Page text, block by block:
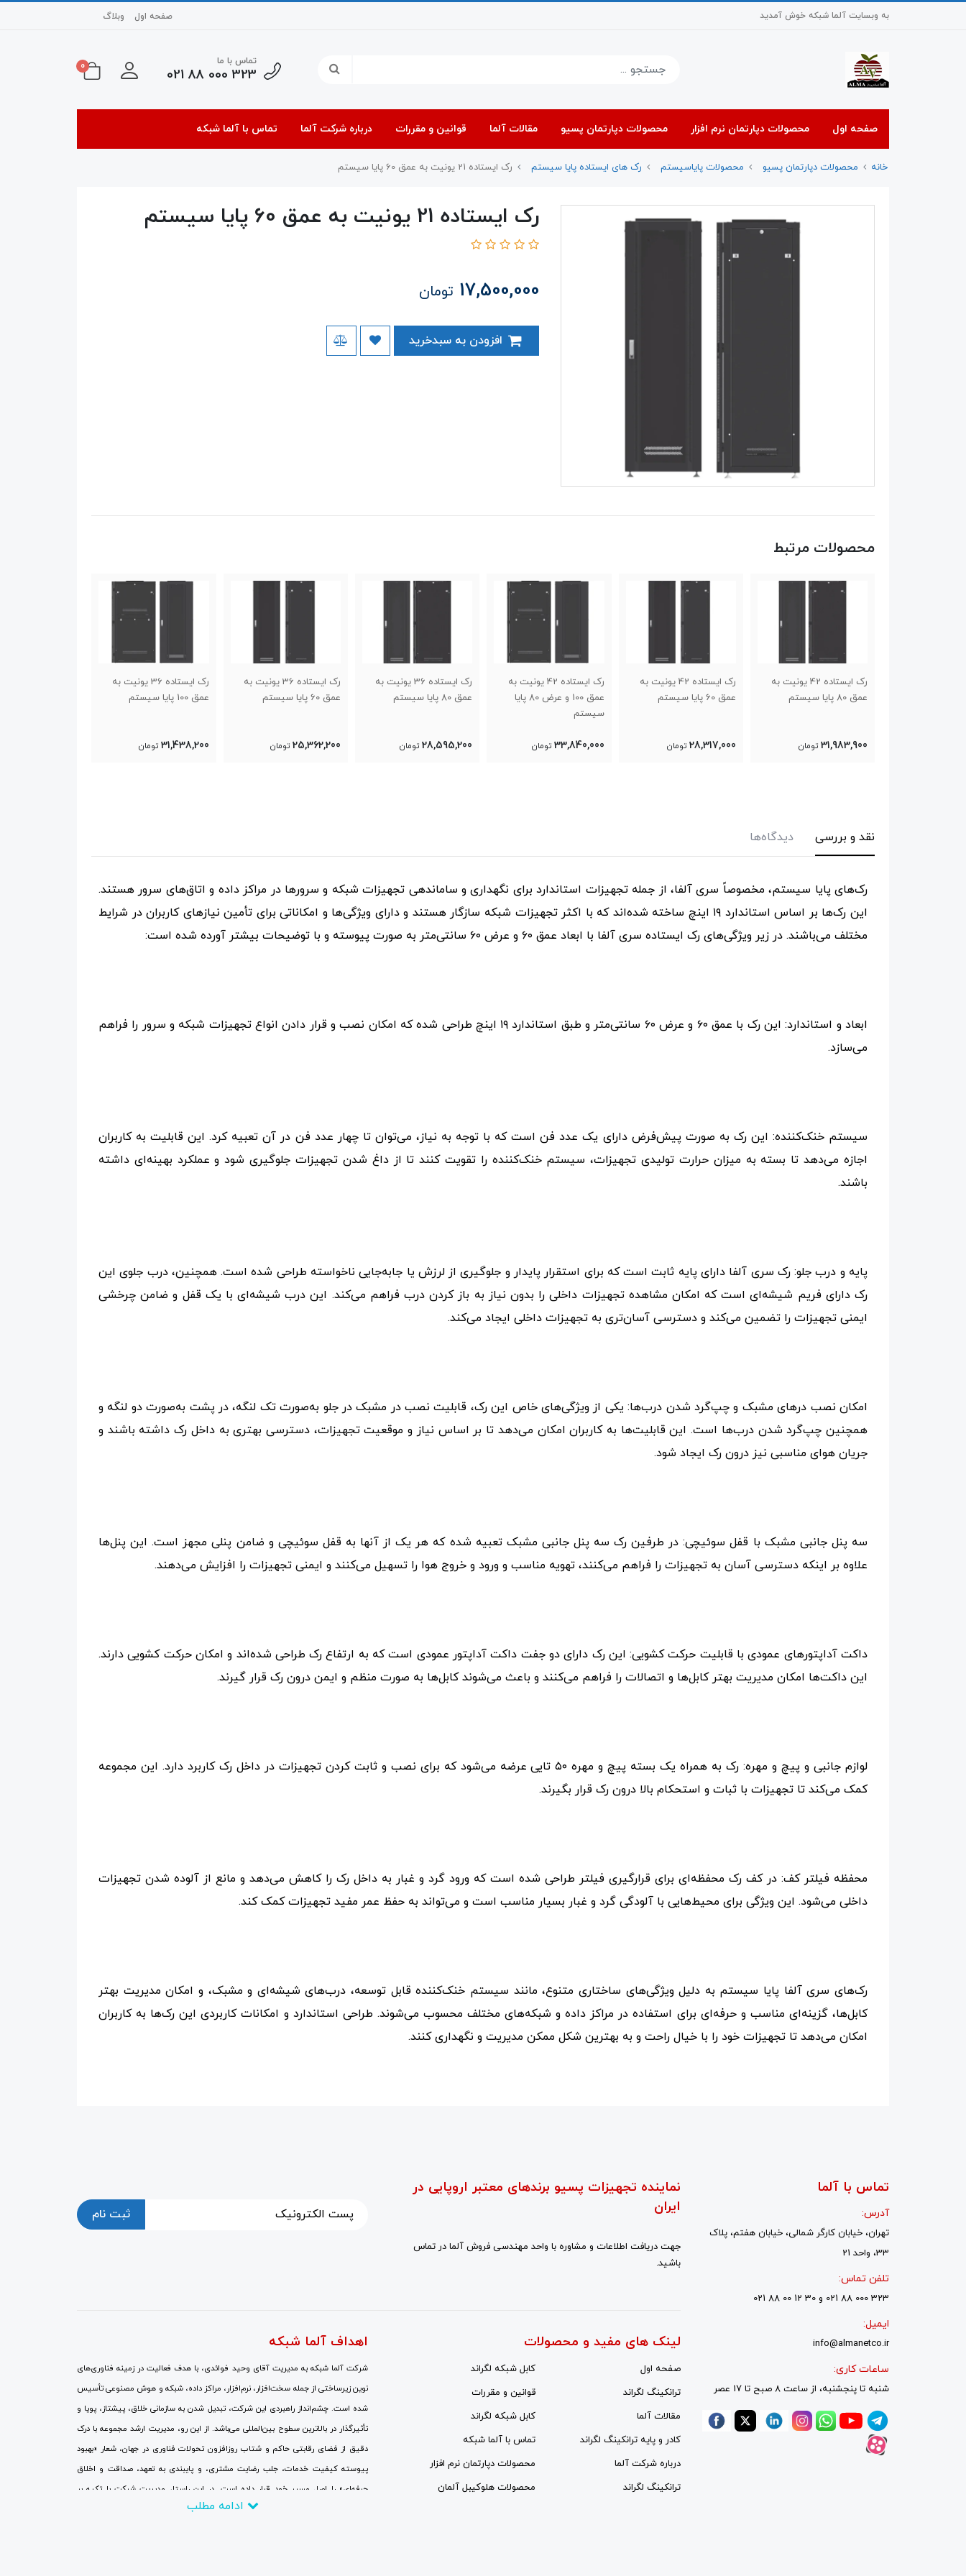
به وبسایت آلما شبکه خوش آمدید صفحه اول وبلاگ
تماس با ما
323 000 88 021
0
صفحه اول محصولات دپارتمان نرم افزار محصولات دپارتمان پسیو مقالات آلما قوانین و مقررات درباره شرکت آلما تماس با آلما شبکه
خانه محصولات دپارتمان پسیو محصولات پایاسیستم رک های ایستاده پایا سیستم رک ایستاده 21 یونیت به عمق 60 پایا سیستم
رک ایستاده 21 یونیت به عمق 60 پایا سیستم
17,500,000 تومان
محصولات مرتبط
رک ایستاده 42 یونیت به
عمق 60 پایا سیستم
28,317,000 تومان
رک ایستاده 42 یونیت به
عمق 100 و عرض 80 پایا
33,840,000 تومان
رک ایستاده 36 یونیت به
عمق 80 پایا سیستم
28,595,200 تومان
رک ایستاده 36 یونیت به
عمق 60 پایا سیستم
25,362,200 تومان
رک ایستاده 36 یونیت به
عمق 100 پایا سیستم
31,438,200 تومان
رک ایستاده 28 یونیت به
عمق 80 پایا سیستم
24,694,000 تومان
نقد و بررسی دیدگاه‌ها
رک‌های پایا سیستم، مخصوصاً سری آلفا، از جمله تجهیزات استاندارد برای نگهداری و ساماندهی تجهیزات شبکه و سرورها در مراکز داده و اتاق‌های سرور هستند.
این رک‌ها بر اساس استاندارد ۱۹ اینچ ساخته شده‌اند که با اکثر تجهیزات شبکه سازگار هستند و دارای ویژگی‌ها و امکاناتی برای تأمین نیازهای کاربران در شرایط
مختلف می‌باشند. در زیر ویژگی‌های رک ایستاده سری آلفا با ابعاد عمق ۶۰ و عرض ۶۰ سانتی‌متر به صورت پیوسته و با توضیحات بیشتر آورده شده است:
ابعاد و استاندارد: این رک با عمق ۶۰ و عرض ۶۰ سانتی‌متر و طبق استاندارد ۱۹ اینچ طراحی شده که امکان نصب و قرار دادن انواع تجهیزات شبکه و سرور را فراهم
می‌سازد.
سیستم خنک‌کننده: این رک به صورت پیش‌فرض دارای یک عدد فن است که با توجه به نیاز، می‌توان تا چهار عدد فن در آن تعبیه کرد. این قابلیت به کاربران
اجازه می‌دهد تا بسته به میزان حرارت تولیدی تجهیزات، سیستم خنک‌کننده را تقویت کنند تا از داغ شدن تجهیزات جلوگیری شود و عملکرد بهینه‌ای داشته
باشند.
پایه و درب جلو: رک سری آلفا دارای پایه ثابت است که برای استقرار پایدار و جلوگیری از لرزش یا جابه‌جایی ناخواسته طراحی شده است. همچنین، درب جلوی این
رک دارای فریم شیشه‌ای است که امکان مشاهده تجهیزات داخلی را بدون نیاز به باز کردن درب فراهم می‌کند. این درب شیشه‌ای با یک قفل و ضامن چرخشی
ایمنی تجهیزات را تضمین می‌کند و دسترسی آسان‌تری به تجهیزات داخلی ایجاد می‌کند.
امکان نصب درهای مشبک و چپ‌گرد شدن درب‌ها: یکی از ویژگی‌های خاص این رک، قابلیت نصب در مشبک در جلو به‌صورت تک لنگه، در پشت به‌صورت دو لنگه و
همچنین چپ‌گرد شدن درب‌ها است. این قابلیت‌ها به کاربران امکان می‌دهد تا بر اساس نیاز و موقعیت تجهیزات، دسترسی بهتری به داخل رک داشته باشند و
جریان هوای مناسبی نیز درون رک ایجاد شود.
سه پنل جانبی مشبک با قفل سوئیچی: در طرفین رک سه پنل جانبی مشبک تعبیه شده که هر یک از آنها به قفل سوئیچی و ضامن پنلی مجهز است. این پنل‌ها
علاوه بر اینکه دسترسی آسان به تجهیزات را فراهم می‌کنند، تهویه مناسب و ورود و خروج هوا را تسهیل می‌کنند و ایمنی تجهیزات را افزایش می‌دهند.
داکت آداپتورهای عمودی با قابلیت حرکت کشویی: این رک دارای دو جفت داکت آداپتور عمودی است که به ارتفاع رک طراحی شده‌اند و امکان حرکت کشویی دارند.
این داکت‌ها امکان مدیریت بهتر کابل‌ها و اتصالات را فراهم می‌کنند و باعث می‌شوند کابل‌ها به صورت منظم و ایمن درون رک قرار گیرند.
لوازم جانبی و پیچ و مهره: رک به همراه یک بسته پیچ و مهره ۵۰ تایی عرضه می‌شود که برای نصب و ثابت کردن تجهیزات در داخل رک کاربرد دارد. این مجموعه
کمک می‌کند تا تجهیزات با ثبات و استحکام بالا درون رک قرار بگیرند.
محفظه فیلتر کف: در کف رک محفظه‌ای برای قرارگیری فیلتر طراحی شده است که ورود گرد و غبار به داخل رک را کاهش می‌دهد و مانع از آلوده شدن تجهیزات
داخلی می‌شود. این ویژگی برای محیط‌هایی با آلودگی گرد و غبار بسیار مناسب است و می‌تواند به حفظ عمر مفید تجهیزات کمک کند.
رک‌های سری آلفا پایا سیستم به دلیل ویژگی‌های ساختاری متنوع، مانند سیستم خنک‌کننده قابل توسعه، درب‌های شیشه‌ای و مشبک، و امکان مدیریت بهتر
کابل‌ها، گزینه‌ای مناسب و حرفه‌ای برای استفاده در مراکز داده و شبکه‌های مختلف محسوب می‌شوند. طراحی استاندارد و امکانات کاربردی این رک‌ها به کاربران
امکان می‌دهد تا تجهیزات خود را با خیال راحت و به بهترین شکل ممکن مدیریت و نگهداری کنند.
تماس با آلما
آدرس:
تهران، خیابان کارگر شمالی، خیابان هفتم، پلاک
33، واحد 21
تلفن تماس:
323 000 88 021 و 30 12 00 88 021
ایمیل:
info@almanetco.ir
ساعات کاری:
شنبه تا پنجشنبه، از ساعت 8 صبح تا 17 عصر
نماینده تجهیزات پسیو برندهای معتبر اروپایی در
ایران
جهت دریافت اطلاعات و مشاوره با واحد مهندسی فروش آلما در تماس
باشید.
ثبت نام
لینک های مفید و محصولات
صفحه اول
کابل شبکه لگراند
ترانکینگ لگراند
قوانین و مقررات
مقالات آلما
کابل شبکه لگراند
کادر و پایه ترانکینگ لگراند
تماس با آلما شبکه
درباره شرکت آلما
محصولات دپارتمان نرم افزار
ترانکینگ لگراند
محصولات هلوکیبل آلمان
اهداف آلما شبکه
شرکت آلما شبکه به مدیریت آقای وحید فوائدی، با هدف فعالیت در زمینه فناوری‌های
نوین زیرساختی از جمله سخت‌افزار، نرم‌افزار، مراکز داده، شبکه و هوش مصنوعی تأسیس
شده است. چشم‌انداز راهبردی این شرکت، تبدیل شدن به سازمانی خلاق، پیشتاز، پویا و
تأثیرگذار در بالاترین سطوح بین‌المللی می‌باشد. از این رو، مدیریت ارشد مجموعه با درک
دقیق از فضای رقابتی حاکم و شتاب روزافزون تحولات فناوری در جهان، شعار «بهبود
پیوسته کیفیت خدمات، جلب رضایت مشتری، و پایبندی به تعهد، صداقت و اخلاق
حرفه‌ای» را اصل مسیر خود قرار داده است. در این راستا، مدیریت شرکت با تکیه بر
نیروهای متخصص انسانی و سرمایه‌گذاری مالی گسترده، جایگزینی نگرش‌های نوین به